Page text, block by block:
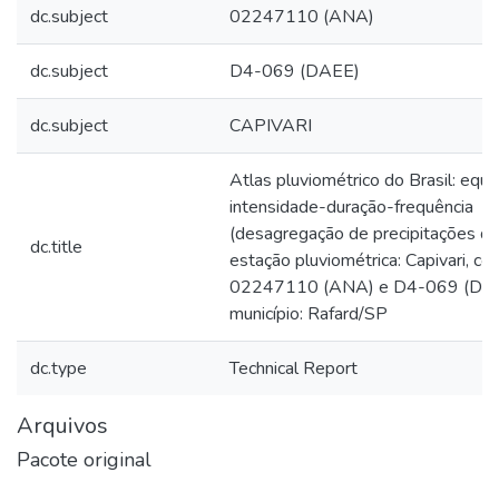
dc.subject 02247110 (ANA)
dc.subject D4-069 (DAEE)
dc.subject CAPIVARI
dc.title
Atlas pluviométrico do Brasil:
intensidade-duração-frequência
(desagregação de precipitações
estação pluviométrica: Capivari,
02247110 (ANA) e D4-069
município: Rafard/SP
dc.type Technical Report
Arquivos
Pacote original